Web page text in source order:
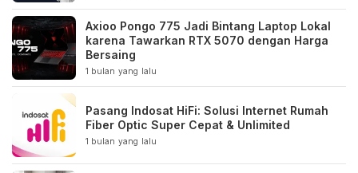
Axioo Pongo 775 Jadi Bintang Laptop Lokal
karena Tawarkan RTX 5070 dengan Harga
Bersaing
1 bulan yang lalu
Pasang Indosat HiFi: Solusi Internet Rumah
Fiber Optic Super Cepat & Unlimited
1 bulan yang lalu